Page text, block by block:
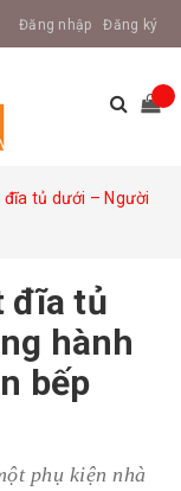
Đăng nhập Đăng ký
đĩa tủ dưới – Người
đĩa tủ
hành
bếp
phụ kiện nhà